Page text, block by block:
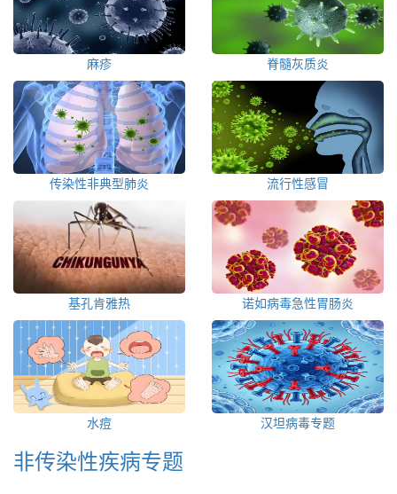
麻疹 脊髓灰质炎
传染性非典型肺炎 流行性感冒
基孔肯雅热 诺如病毒急性胃肠炎
水痘 汉坦病毒专题
非传染性疾病专题